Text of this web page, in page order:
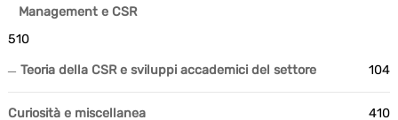
Management e CSR
510
Teoria della CSR e sviluppi accademici del settore 104
Curiosità e miscellanea 410